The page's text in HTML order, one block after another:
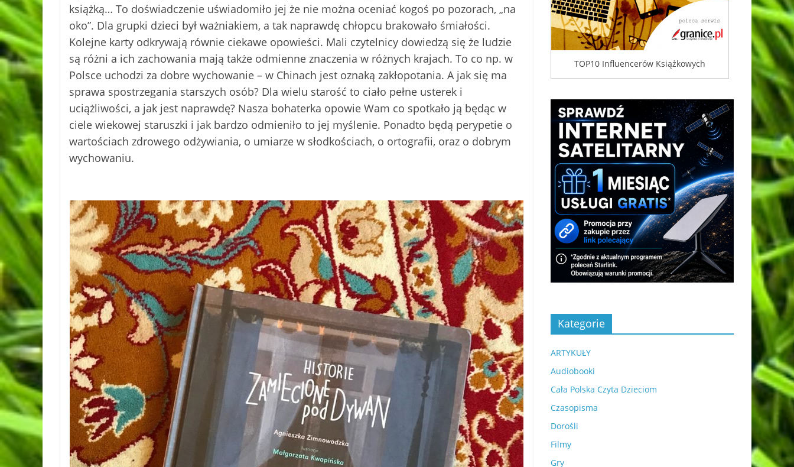
książką… To doświadczenie uświadomiło jej że nie można oceniać kogoś po pozorach, „na
oko”. Dla grupki dzieci był ważniakiem, a tak naprawdę chłopcu brakowało śmiałości.
Kolejne karty odkrywają równie ciekawe opowieści. Mali czytelnicy dowiedzą się że ludzie
są różni a ich zachowania mają także odmienne znaczenia w różnych krajach. To co np. w
Polsce uchodzi za dobre wychowanie – w Chinach jest oznaką zakłopotania. A jak się ma
sprawa spostrzegania starszych osób? Dla wielu starość to ciało pełne usterek i
uciążliwości, a jak jest naprawdę? Nasza bohaterka opowie Wam co spotkało ją będąc w
ciele wiekowej staruszki i jak bardzo odmieniło to jej myślenie. Ponadto będą perypetie o
wartościach zdrowego odżywiania, o umiarze w słodkościach, o ortografii, oraz o dobrym
wychowaniu.
TOP10 Influencerów Książkowych
Kategorie
ARTYKUŁY
Audiobooki
Cała Polska Czyta Dzieciom
Czasopisma
Dorośli
Filmy
Gry